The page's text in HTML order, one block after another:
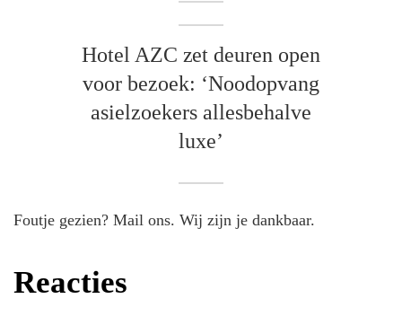
Hotel AZC zet deuren open
voor bezoek: ‘Noodopvang
asielzoekers allesbehalve
luxe’
Foutje gezien? Mail ons. Wij zijn je dankbaar.
Reacties